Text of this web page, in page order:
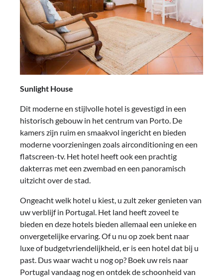
Sunlight House
Dit moderne en stijlvolle hotel is gevestigd in een
historisch gebouw in het centrum van Porto. De
kamers zijn ruim en smaakvol ingericht en bieden
moderne voorzieningen zoals airconditioning en een
flatscreen-tv. Het hotel heeft ook een prachtig
dakterras met een zwembad en een panoramisch
uitzicht over de stad.
Ongeacht welk hotel u kiest, u zult zeker genieten van
uw verblijf in Portugal. Het land heeft zoveel te
bieden en deze hotels bieden allemaal een unieke en
onvergetelijke ervaring. Of u nu op zoek bent naar
luxe of budgetvriendelijkheid, er is een hotel dat bij u
past. Dus waar wacht u nog op? Boek uw reis naar
Portugal vandaag nog en ontdek de schoonheid van